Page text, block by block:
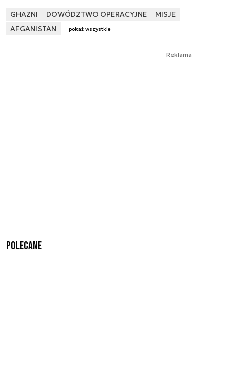
GHAZNI DOWÓDZTWO OPERACYJNE
MISJE
AFGANISTAN
pokaż wszystkie
Reklama
Polecane